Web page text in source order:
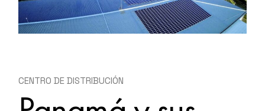
CENTRO DE DISTRIBUCIÓN